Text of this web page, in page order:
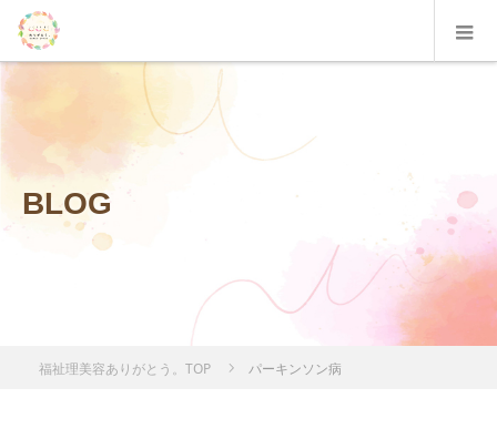
BLOG
福祉理美容ありがとう。TOP パーキンソン病